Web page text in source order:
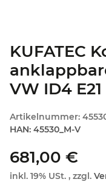
KUFATEC
VW ID4 E21
Artikelnummer:
HAN: 45530_M-V
681,00 €
inkl. 19% USt. , zzgl.